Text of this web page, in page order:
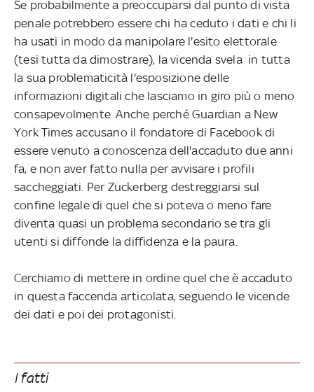
Se probabilmente a preoccuparsi dal punto di vista
penale potrebbero essere chi ha ceduto i dati e chi li
ha usati in modo da manipolare l'esito elettorale
(tesi tutta da dimostrare), la vicenda svela in tutta
la sua problematicità l'esposizione delle
informazioni digitali che lasciamo in giro più o meno
consapevolmente. Anche perché Guardian a New
York Times accusano il fondatore di Facebook di
essere venuto a conoscenza dell'accaduto due anni
fa, e non aver fatto nulla per avvisare i profili
saccheggiati. Per Zuckerberg destreggiarsi sul
confine legale di quel che si poteva o meno fare
diventa quasi un problema secondario se tra gli
utenti si diffonde la diffidenza e la paura.
Cerchiamo di mettere in ordine quel che è accaduto
in questa faccenda articolata, seguendo le vicende
dei dati e poi dei protagonisti.
I fatti